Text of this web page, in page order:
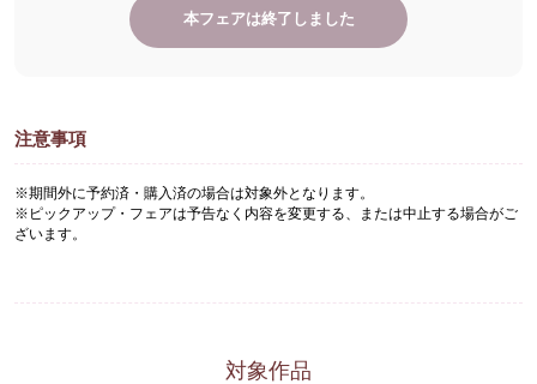
本フェアは終了しました
注意事項
※期間外に予約済・購入済の場合は対象外となります。
※ピックアップ・フェアは予告なく内容を変更する、または中止する場合がご
ざいます。
対象作品